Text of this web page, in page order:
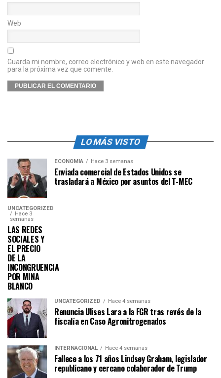
Web
Guarda mi nombre, correo electrónico y web en este navegador
para la próxima vez que comente.
LO MÁS VISTO
ECONOMÍA Hace 3 semanas
Enviada comercial de Estados Unidos se
trasladará a México por asuntos del T-MEC
UNCATEGORIZED
Hace 3
semanas
LAS REDES
SOCIALES Y
EL PRECIO
DE LA
INCONGRUENCIA
POR MINA
BLANCO
UNCATEGORIZED Hace 4 semanas
Renuncia Ulises Lara a la FGR tras revés de la
fiscalía en Caso Agronitrogenados
INTERNACIONAL Hace 4 semanas
Fallece a los 71 años Lindsey Graham, legislador
republicano y cercano colaborador de Trump